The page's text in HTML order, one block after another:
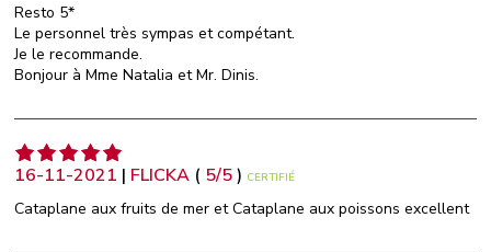
Resto 5*
Le personnel très sympas et compétant.
Je le recommande.
Bonjour à Mme Natalia et Mr. Dinis.
16-11-2021 | FLICKA ( 5/5) CERTIFIÉ
Cataplane aux fruits de mer et Cataplane aux poissons excellent